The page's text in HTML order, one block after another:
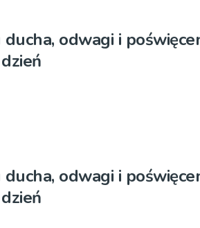
odwagi i
odwagi i